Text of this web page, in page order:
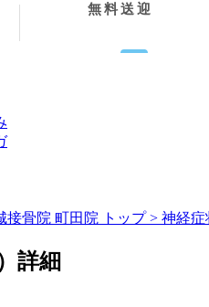
無料送迎
接骨院 町田院 トップ > 神経症
詳細